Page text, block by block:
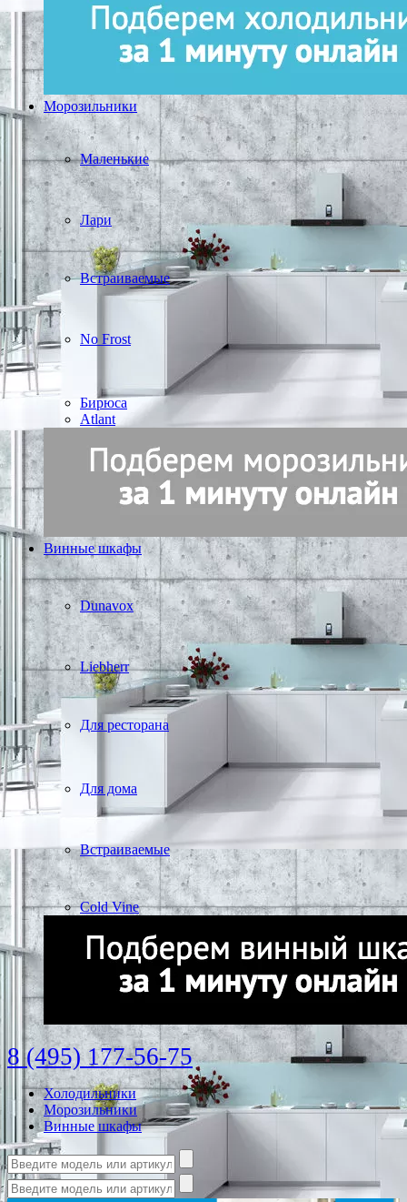
Морозильники
Маленькие
Лари
Встраиваемые
No Frost
Бирюса
Atlant
Винные шкафы
Dunavox
Liebherr
Для ресторана
Для дома
Встраиваемые
Cold Vine
8 (495) 177-56-75
Холодильники
Морозильники
Винные шкафы